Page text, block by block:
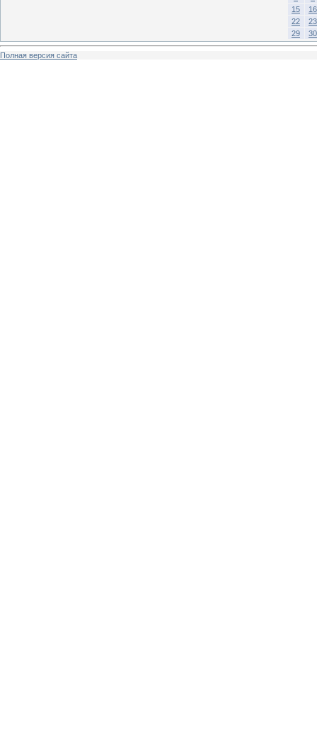
15
16
22
23
29
30
Полная версия сайта